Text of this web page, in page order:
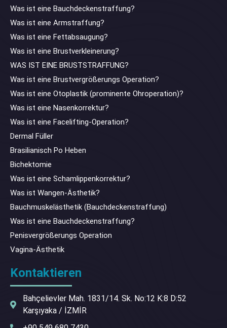
Was ist eine Bauchdeckenstraffung?
Was ist eine Armstraffung?
Was ist eine Fettabsaugung?
Was ist eine Brustverkleinerung?
WAS IST EINE BRUSTSTRAFFUNG?
Was ist eine Brustvergrößerungs Operation?
Was ist eine Otoplastik (prominente Ohroperation)?
Was ist eine Nasenkorrektur?
Was ist eine Facelifting-Operation?
Dermal Füller
Brasilianisch Po Heben
Bichektomie
Was ist eine Schamlippenkorrektur?
Was ist Wangen-Ästhetik?
Bauchmuskelästhetik (Bauchdeckenstraffung)
Was ist eine Bauchdeckenstraffung?
Penisvergrößerungs Operation
Vagina-Ästhetik
Kontaktieren
Bahçelievler Mah. 1831/14. Sk. No:12 K:8 D:52
Karşıyaka / İZMİR